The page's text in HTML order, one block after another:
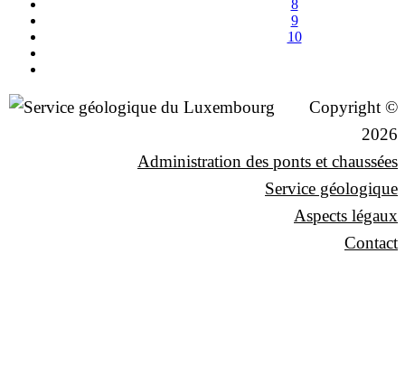
8
9
10
Copyright ©
2026
Administration des ponts et chaussées
Service géologique
Aspects légaux
Contact